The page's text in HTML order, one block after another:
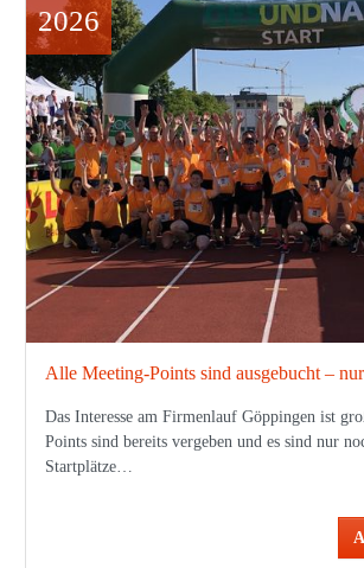
Das Interesse am Firmenlauf Göppingen ist
Points sind bereits vergeben und es sind nur
Startplätze…
2026